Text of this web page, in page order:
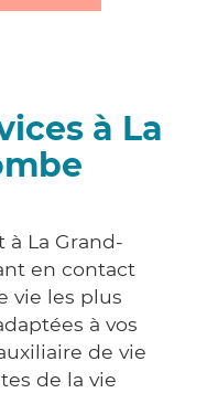
à La
à La Grand-
en contact
vie les plus
à vos
de vie
de la vie